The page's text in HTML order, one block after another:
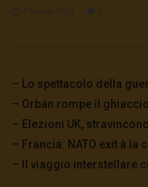
0
42 0 0
– Lo spettacolo della
– Orbán rompe il
– Elezioni UK,
– Francia: NATO exit à la
– Il viaggio interstellare